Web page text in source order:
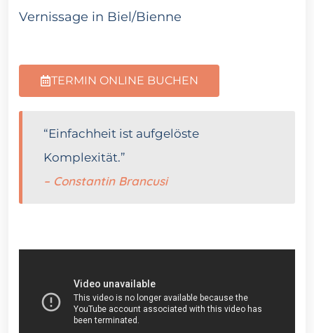
Vernissage in Biel/Bienne
TERMIN ONLINE BUCHEN
“Einfachheit ist aufgelöste
Komplexität.”
– Constantin Brancusi